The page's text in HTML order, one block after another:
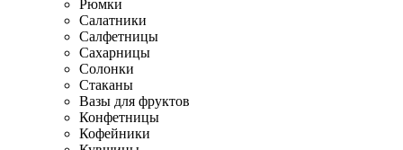
Рюмки
Салатники
Салфетницы
Сахарницы
Солонки
Стаканы
Вазы для фруктов
Конфетницы
Кофейники